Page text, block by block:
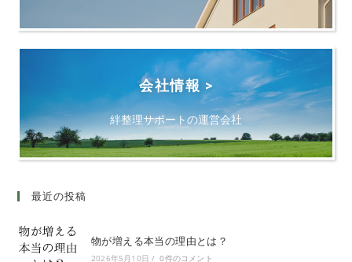
会社情報 >
絆整理サポートの運営会社
最近の投稿
物が増える本当の理由とは？
2026年5月10日 / 0件のコメント